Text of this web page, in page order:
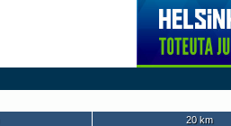
20 km